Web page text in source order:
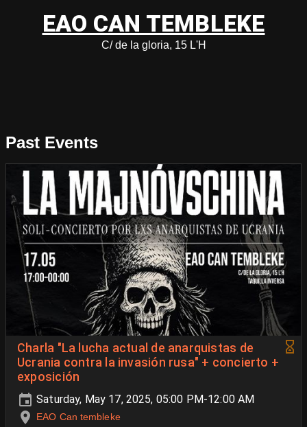
EAO CAN TEMBLEKE
C/ de la gloria, 15 L'H
Past Events
Charla "La lucha actual de anarquistas de
Ucrania contra la invasión rusa" + concierto +
exposición
Saturday, May 17, 2025, 05:00 PM-12:00 AM
EAO Can tembleke